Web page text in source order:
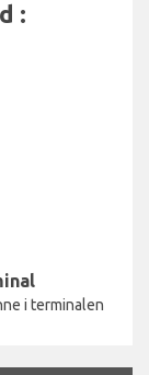
:
i terminalen